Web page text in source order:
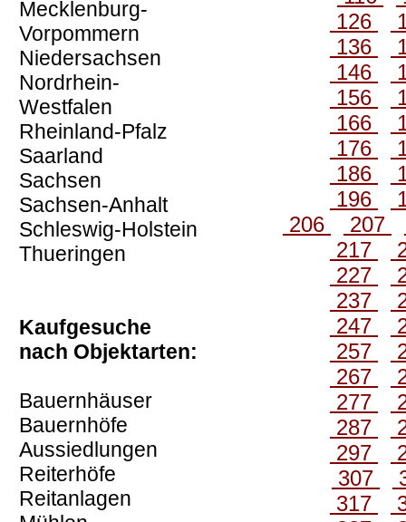
Mecklenburg-
Vorpommern
Niedersachsen
Nordrhein-
Westfalen
Rheinland-Pfalz
Saarland
Sachsen
Sachsen-Anhalt
Schleswig-Holstein
Thueringen
Kaufgesuche
nach Objektarten:
Bauernhäuser
Bauernhöfe
Aussiedlungen
Reiterhöfe
Reitanlagen
126
136
146
156
166
176
186
196
206
207
217
227
237
247
257
267
277
287
297
307
317